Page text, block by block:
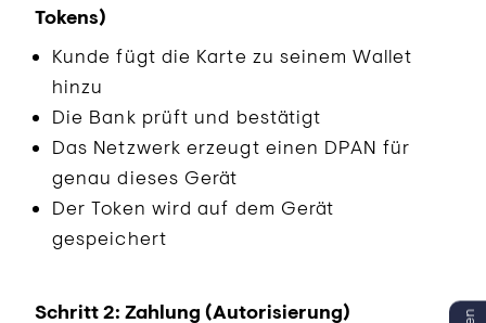
Tokens)
Kunde fügt die Karte zu seinem Wallet
hinzu
Die Bank prüft und bestätigt
Das Netzwerk erzeugt einen DPAN für
genau dieses Gerät
Der Token wird auf dem Gerät
gespeichert
Schritt 2: Zahlung (Autorisierung)